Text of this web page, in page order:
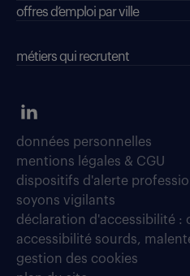
offres d’emploi par ville
métiers qui recrutent
données personnelles
mentions légales & CGU
dispositifs d'alerte
soyons vigilants
déclaration d'accessibilité :
accessibilité sourds,
gestion des cookies